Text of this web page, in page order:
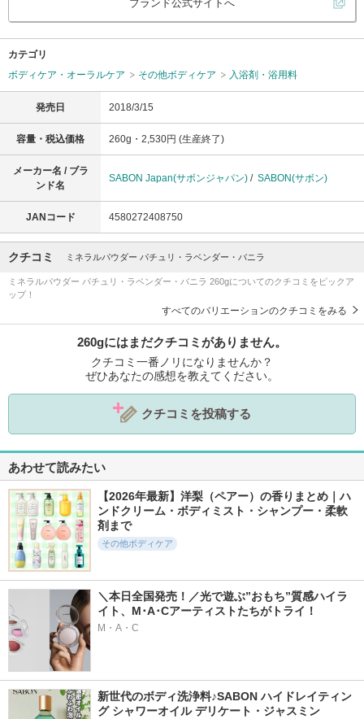
ブランド公式サイトへ
カテゴリ
ボディケア・オーラルケア
その他ボディケア 入浴剤・浴用料
発売日 2018/3/15
容量・税込価格 260g・2,530円 (生産終了)
メーカー名 / ブラ
ンド名
SABON Japan(サボンジャパン) / SABON(サボン)
JANコード 4580272408750
クチコミ ミネラルパウダー パチュリ・ラベンダー・バニラ
ミネラルパウダー パチュリ・ラベンダー・バニラ 260gについてのクチコミをピックア
ップ！
すべてのバリエーションのクチコミをみる
260gにはまだクチコミがありません。
クチコミ一番ノリになりませんか？
ぜひあなたの感想を教えてください。
クチコミを投稿する
あわせて読みたい
【2026年最新】洋梨（ペアー）の香りまとめ｜ハ
ンドクリーム・ボディミスト・シャンプー・柔軟
剤まで
その他ボディケア
＼本日全国発売！／光で遊ぶ”おもち”質感ハイラ
イト、M･A･Cアーティストたちがトライ！
M・A・C
新世代のボディ洗浄料♪SABON ハイドレイティン
グ シャワーオイル デリケート・ジャスミン